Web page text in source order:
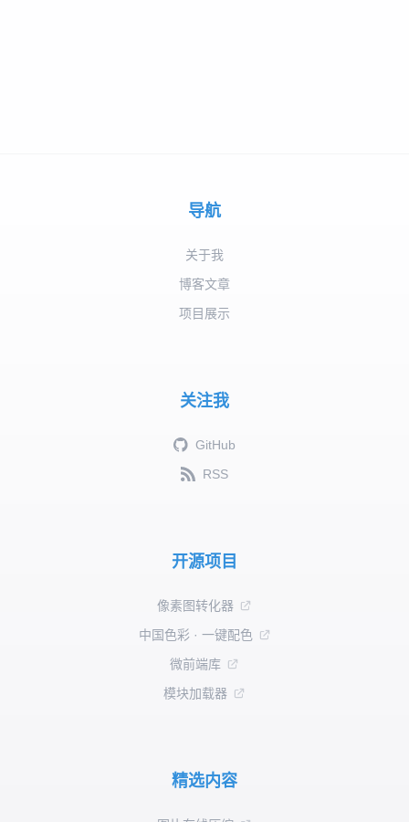
导航
关于我
博客文章
项目展示
关注我
GitHub
RSS
开源项目
像素图转化器
中国色彩 · 一键配色
微前端库
模块加载器
精选内容